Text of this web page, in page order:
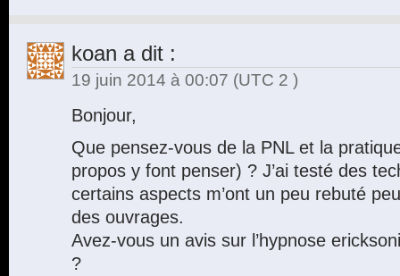
koan a dit :
19 juin 2014 à 00:07 (UTC 2 )
Bonjour,
Que pensez-vous de la PNL et la
propos y font penser) ? J’ai testé des
certains aspects m’ont un peu rebuté
des ouvrages.
Avez-vous un avis sur l’hypnose
?